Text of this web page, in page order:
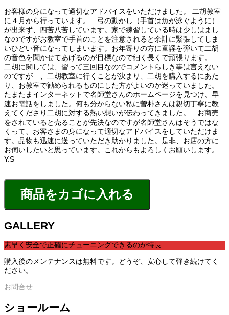
お客様の身になって適切なアドバイスをいただけました。 二胡教室
に４月から行っています。 弓の動かし（手首は魚が泳ぐように）
が出来ず、四苦八苦しています。家で練習している時は少しはまし
なのですがお教室で手首のことを注意されると余計に緊張してしま
いひどい音になってしまいます。お年寄りの方に童謡を弾いて二胡
の音色を聞かせてあげるのが目標なので細く長くで頑張ります。
二胡に関しては、習って三回目なのでコメントらしき事は言えない
のですが…、二胡教室に行くことが決まり、二胡を購入するにあた
り、お教室で勧められるものにした方がよいのか迷っていました。
たまたまインターネットで名師堂さんのホームページを見つけ、早
速お電話をしました。何も分からない私に曽朴さんは親切丁寧に教
えてくださり二胡に対する熱い想いが伝わってきました。 お商売
をされていると売ることが先決なのですが名師堂さんはそうではな
くって、お客さまの身になって適切なアドバイスをしていただけま
す。品物も迅速に送っていただき助かりました。是非、お店の方に
お伺いしたいと思っています。これからもよろしくお願いします。
Y.S
GALLERY
素早く安全で正確にチューニングできるのが特長
購入後のメンテナンスは無料です。どうぞ、安心して弾き続けてく
ださい。
お問合せ
ショールーム